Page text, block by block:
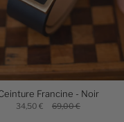
Francine - Noir
34,50 € 69,00 €